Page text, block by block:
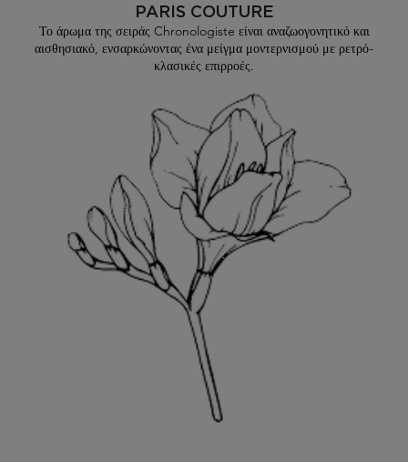
PARIS COUTURE
Το άρωμα της σειράς Chronologiste είναι αναζωογονητικό και
αισθησιακό, ενσαρκώνοντας ένα μείγμα μοντερνισμού με ρετρό-
κλασικές επιρροές.